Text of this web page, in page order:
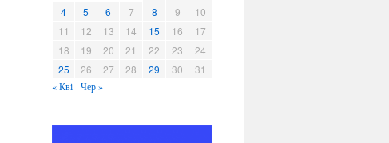
4
5 6 7 8 9
10
11
12 13 14 15 16
17
18
19 20 21 22 23
24
25
26 27 28 29 30 31
« Кві Чер »